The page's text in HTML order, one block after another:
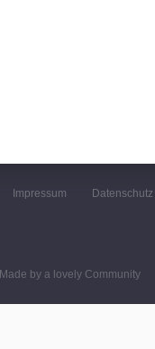
Impressum Datenschutz
Made by a lovely Community